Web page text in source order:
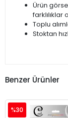
Ürün
farklılıklar
Toplu
Stoktan
Benzer Ürünler
%30